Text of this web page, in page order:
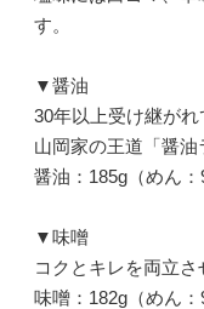
す。
▼醤油
30年以上受け継がれ
山岡家の王道「醤油
醤油：185g（めん：
▼味噌
コクとキレを両立さ
味噌：182g（めん：